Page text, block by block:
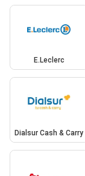
E.Leclerc
Dialsur Cash & Carry